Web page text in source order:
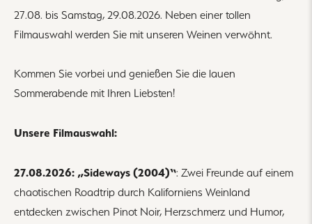
27.08. bis Samstag, 29.08.2026. Neben einer tollen
Filmauswahl werden Sie mit unseren Weinen verwöhnt.
Kommen Sie vorbei und genießen Sie die lauen
Sommerabende mit Ihren Liebsten!
Unsere Filmauswahl:
27.08.2026: „Sideways (2004)“: Zwei Freunde auf einem
chaotischen Roadtrip durch Kaliforniens Weinland
entdecken zwischen Pinot Noir, Herzschmerz und Humor,